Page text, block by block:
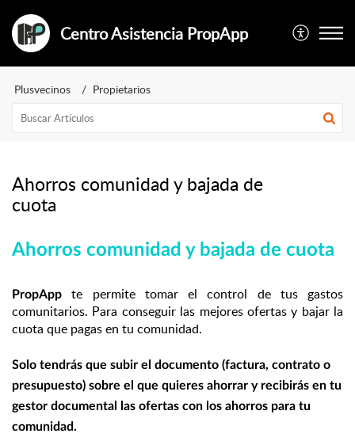
Centro Asistencia PropApp
Plusvecinos Propietarios
Ahorros comunidad y bajada de
cuota
Ahorros comunidad y bajada de cuota
PropApp
te permite tomar el control de tus gastos
comunitarios. Para conseguir las mejores ofertas y bajar la
cuota que pagas en tu comunidad.
Solo tendrás que subir el documento (factura, contrato o
presupuesto) sobre el que quieres ahorrar y recibirás en tu
gestor documental las ofertas con los ahorros para tu
comunidad.